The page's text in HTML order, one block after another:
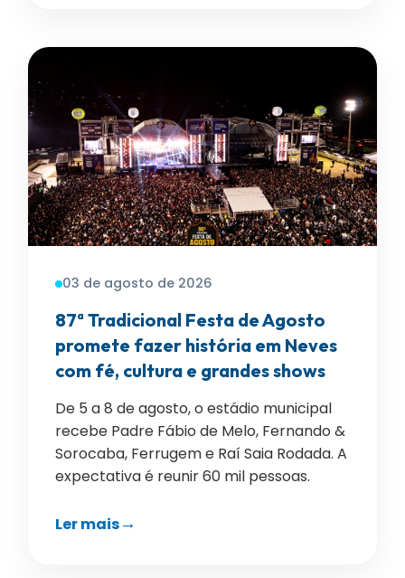
03 de agosto de 2026
87ª Tradicional Festa de Agosto
promete fazer história em Neves
com fé, cultura e grandes shows
De 5 a 8 de agosto, o estádio municipal
recebe Padre Fábio de Melo, Fernando &
Sorocaba, Ferrugem e Raí Saia Rodada. A
expectativa é reunir 60 mil pessoas.
Ler mais